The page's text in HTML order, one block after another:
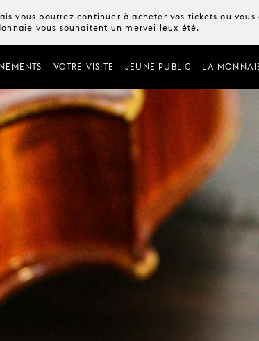
vous pourrez continuer à acheter vos tickets ou
vous souhaitent un merveilleux été.
VOTRE VISITE JEUNE PUBLIC LA